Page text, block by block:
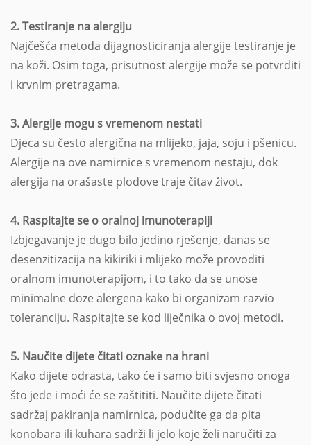
2. Testiranje na alergiju
Najčešća metoda dijagnosticiranja alergije testiranje je
na koži. Osim toga, prisutnost alergije može se potvrditi
i krvnim pretragama.
3. Alergije mogu s vremenom nestati
Djeca su često alergična na mlijeko, jaja, soju i pšenicu.
Alergije na ove namirnice s vremenom nestaju, dok
alergija na orašaste plodove traje čitav život.
4. Raspitajte se o oralnoj imunoterapiji
Izbjegavanje je dugo bilo jedino rješenje, danas se
desenzitizacija na kikiriki i mlijeko može provoditi
oralnom imunoterapijom, i to tako da se unose
minimalne doze alergena kako bi organizam razvio
toleranciju. Raspitajte se kod liječnika o ovoj metodi.
5. Naučite dijete čitati oznake na hrani
Kako dijete odrasta, tako će i samo biti svjesno onoga
što jede i moći će se zaštititi. Naučite dijete čitati
sadržaj pakiranja namirnica, podučite ga da pita
konobara ili kuhara sadrži li jelo koje želi naručiti za